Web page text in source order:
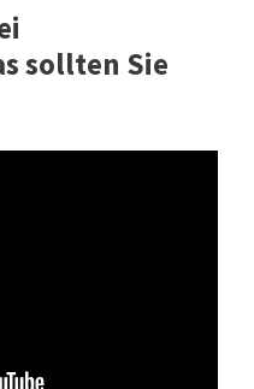
sollten Sie